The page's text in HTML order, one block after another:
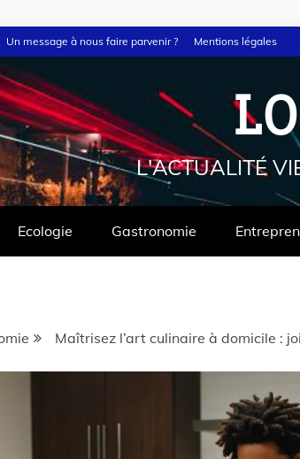
Un message à nous faire parvenir ? Mentions légales
L'ACTUALITÉ
Ecologie Gastronomie
Maîtrisez l’art culinaire à domicile :